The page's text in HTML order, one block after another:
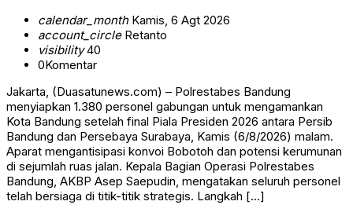
calendar_monthKamis, 6 Agt 2026
account_circleRetanto
visibility40
0Komentar
Jakarta, (Duasatunews.com) – Polrestabes Bandung
menyiapkan 1.380 personel gabungan untuk mengamankan
Kota Bandung setelah final Piala Presiden 2026 antara Persib
Bandung dan Persebaya Surabaya, Kamis (6/8/2026) malam.
Aparat mengantisipasi konvoi Bobotoh dan potensi kerumunan
di sejumlah ruas jalan. Kepala Bagian Operasi Polrestabes
Bandung, AKBP Asep Saepudin, mengatakan seluruh personel
telah bersiaga di titik-titik strategis. Langkah […]